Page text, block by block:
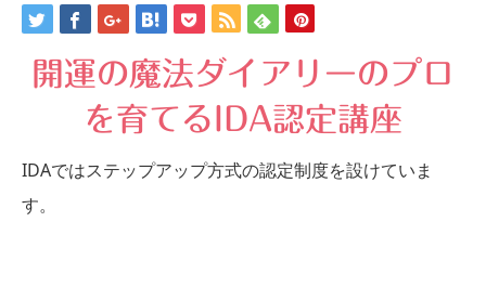
開運の魔法ダイアリーのプロ
を育てるIDA認定講座
IDAではステップアップ方式の認定制度を設けていま
す。